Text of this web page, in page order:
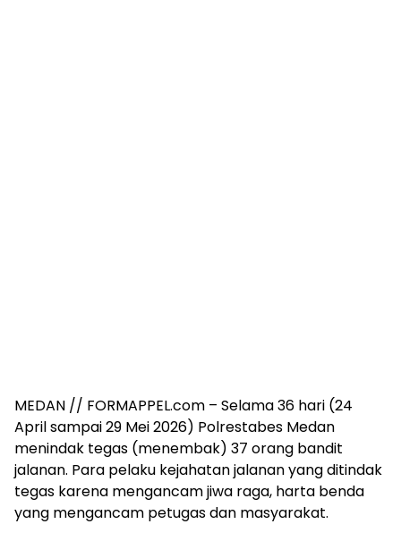
MEDAN // FORMAPPEL.com – Selama 36 hari (24
April sampai 29 Mei 2026) Polrestabes Medan
menindak tegas (menembak) 37 orang bandit
jalanan. Para pelaku kejahatan jalanan yang ditindak
tegas karena mengancam jiwa raga, harta benda
yang mengancam petugas dan masyarakat.